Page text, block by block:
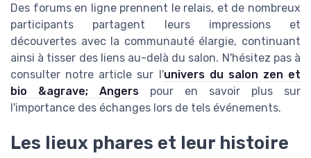
Des forums en ligne prennent le relais, et de nombreux
participants partagent leurs impressions et
découvertes avec la communauté élargie, continuant
ainsi à tisser des liens au-delà du salon. N'hésitez pas à
consulter notre article sur l'univers du salon zen et
bio &agrave; Angers pour en savoir plus sur
l'importance des échanges lors de tels événements.
Les lieux phares et leur histoire